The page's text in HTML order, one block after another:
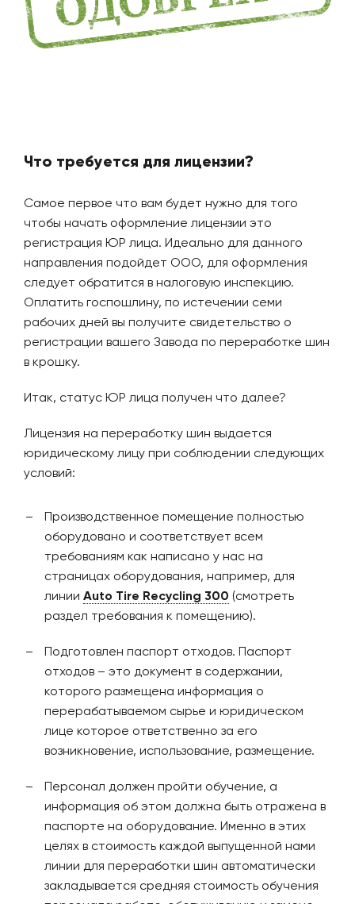
Что требуется для лицензии?
Самое первое что вам будет нужно для того
чтобы начать оформление лицензии это
регистрация ЮР лица. Идеально для данного
направления подойдет ООО, для оформления
следует обратится в налоговую инспекцию.
Оплатить госпошлину, по истечении семи
рабочих дней вы получите свидетельство о
регистрации вашего Завода по переработке шин
в крошку.
Итак, статус ЮР лица получен что далее?
Лицензия на переработку шин выдается
юридическому лицу при соблюдении следующих
условий:
Производственное помещение полностью
оборудовано и соответствует всем
требованиям как написано у нас на
страницах оборудования, например, для
линии Auto Tire Recycling 300 (смотреть
раздел требования к помещению).
Подготовлен паспорт отходов. Паспорт
отходов – это документ в содержании,
которого размещена информация о
перерабатываемом сырье и юридическом
лице которое ответственно за его
возникновение, использование, размещение.
Персонал должен пройти обучение, а
информация об этом должна быть отражена в
паспорте на оборудование. Именно в этих
целях в стоимость каждой выпущенной нами
линии для переработки шин автоматически
закладывается средняя стоимость обучения